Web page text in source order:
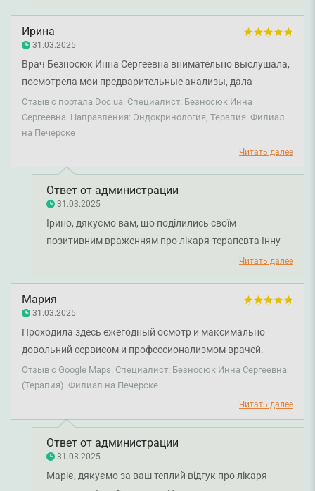
Бажаємо вам міцного здоров'я!
Ирина
31.03.2025
Врач Безносюк Инна Сергеевна внимательно выслушала,
посмотрела мои предварительные анализы, дала
рекомендации, рассказала как лечиться. Прием
понравился. В клинике все хорошо, четко по времени
минута в минуту, для меня это важно, чтобы не ждать.
Отзыв с портала Doc.ua. Специалист: Безносюк Инна
Сергеевна. Направления: Эндокринология, Терапия. Филиал
на Печерске
Читать далее
Ответ от администрации
31.03.2025
Ірино, дякуємо вам, що поділились своїм
позитивним враженням про лікаря-терапевта Інну
Безносюк. Бажаємо вам міцного здоров'я!Читать далее
Мария
31.03.2025
Проходила здесь ежегодный осмотр и максимально
довольний сервисом и профессионализмом врачей.
Благодарю терапевта Безносюк Инну Сергеевну, которая
также специализируется на эндокринологии, за
Отзыв с Google Maps. Специалист: Безносюк Инна Сергеевна
(Терапия). Филиал на Печерске
Читать далее
Ответ от администрации
31.03.2025
Маріє, дякуємо за ваш теплий відгук про лікаря-